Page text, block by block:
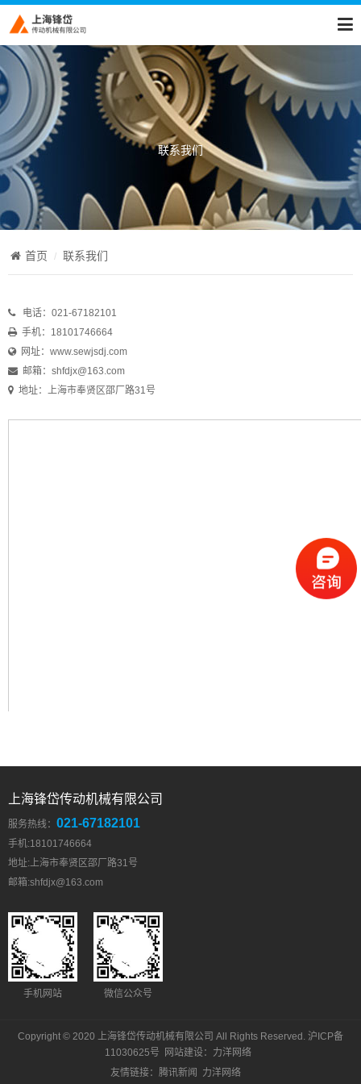
联系我们
首页 联系我们
电话：021-67182101
手机：18101746664
网址： www.sewjsdj.com
邮箱： shfdjx@163.com
地址：上海市奉贤区邵厂路31号
上海锋岱传动机械有限公司
服务热线： 021-67182101
手机:18101746664
地址:上海市奉贤区邵厂路31号
邮箱:shfdjx@163.com
手机网站 微信公众号
Copyright © 2020 上海锋岱传动机械有限公司 All Rights Reserved. 沪ICP备
11030625号
网站建设： 力洋网络
友情链接： 腾讯新闻 力洋网络